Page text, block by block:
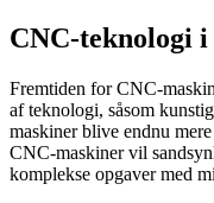
CNC-teknologi
Fremtiden for CNC-
af teknologi, såsom
maskiner blive endnu
CNC-maskiner vil
komplekse opgaver med